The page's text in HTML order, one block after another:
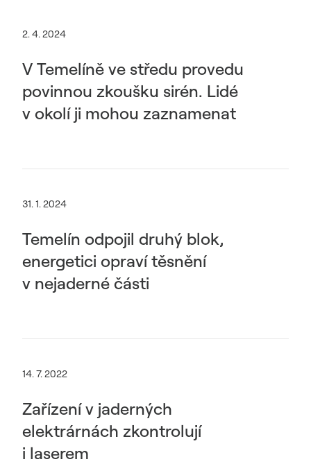
2. 4. 2024
V Temelíně ve středu provedu
povinnou zkoušku sirén. Lidé
v okolí ji mohou zaznamenat
31. 1. 2024
Temelín odpojil druhý blok,
energetici opraví těsnění
v nejaderné části
14. 7. 2022
Zařízení v jaderných
elektrárnách zkontrolují
i laserem